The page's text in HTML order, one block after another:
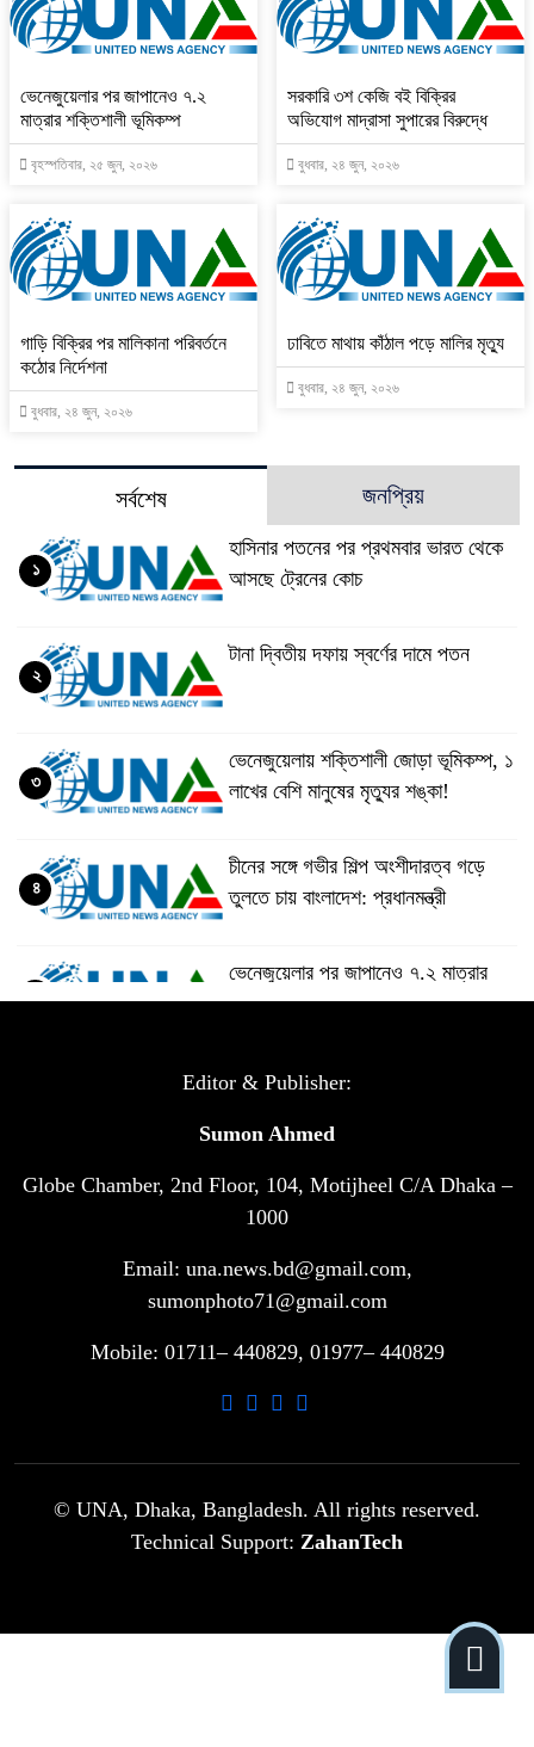
ভেনেজুয়েলার পর জাপানেও ৭.২
মাত্রার শক্তিশালী ভূমিকম্প
বৃহস্পতিবার, ২৫ জুন, ২০২৬
সরকারি ৩শ কেজি বই বিক্রির
অভিযোগ মাদ্রাসা সুপারের বিরুদ্ধে
বুধবার, ২৪ জুন, ২০২৬
গাড়ি বিক্রির পর মালিকানা পরিবর্তনে
কঠোর নির্দেশনা
বুধবার, ২৪ জুন, ২০২৬
ঢাবিতে মাথায় কাঁঠাল পড়ে মালির মৃত্যু
বুধবার, ২৪ জুন, ২০২৬
সর্বশেষ জনপ্রিয়
হাসিনার পতনের পর প্রথমবার ভারত থেকে
আসছে ট্রেনের কোচ
১
টানা দ্বিতীয় দফায় স্বর্ণের দামে পতন
২
ভেনেজুয়েলায় শক্তিশালী জোড়া ভূমিকম্প, ১
লাখের বেশি মানুষের মৃত্যুর শঙ্কা!
৩
চীনের সঙ্গে গভীর শিল্প অংশীদারত্ব গড়ে
তুলতে চায় বাংলাদেশ: প্রধানমন্ত্রী
৪
ভেনেজুয়েলার পর জাপানেও ৭.২ মাত্রার
শক্তিশালী ভূমিকম্প
টানা ৩ ম্যাচে গোল ভিনির, ইতিহাস বলছে
সরকারি ৩শ কেজি বই বিক্রির অভিযোগ
মাদ্রাসা সুপারের বিরুদ্ধে
গাড়ি বিক্রির পর মালিকানা পরিবর্তনে কঠোর
আ.লীগ ও বিএনপির বিরুদ্ধে সমানভাবে
ঢাবিতে মাথায় কাঁঠাল পড়ে মালির মৃত্যু
Editor & Publisher:
Sumon Ahmed
Globe Chamber, 2nd Floor, 104, Motijheel C/A Dhaka –
1000
Email: una.news.bd@gmail.com,
sumonphoto71@gmail.com
Mobile: 01711– 440829, 01977– 440829
© UNA, Dhaka, Bangladesh. All rights reserved.
Technical Support: ZahanTech